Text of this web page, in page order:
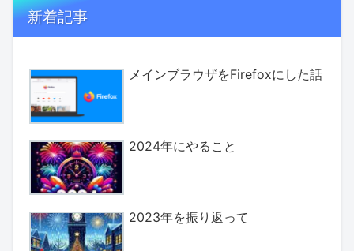
新着記事
メインブラウザをFirefoxにした話
2024年にやること
2023年を振り返って